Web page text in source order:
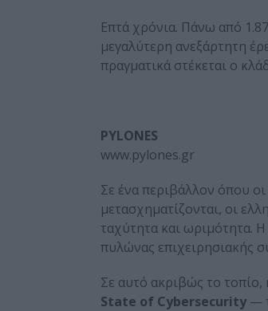
Επτά χρόνια. Πάνω από
μεγαλύτερη ανεξάρτητη
πραγματικά στέκεται ο
PYLONES
www.pylones.gr
Σε ένα περιβάλλον όπου
μετασχηματίζονται, οι
ταχύτητα και ωριμότητα.
πυλώνας επιχειρησιακής
Σε αυτό ακριβώς το τοπίο,
State of Cybersecurity —